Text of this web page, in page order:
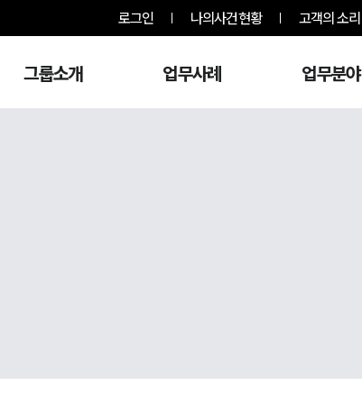
로그인 나의사건현황 고객의 소리
그룹소개 업무사례 업무분야